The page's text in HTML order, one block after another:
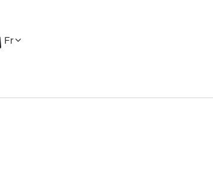
Fr